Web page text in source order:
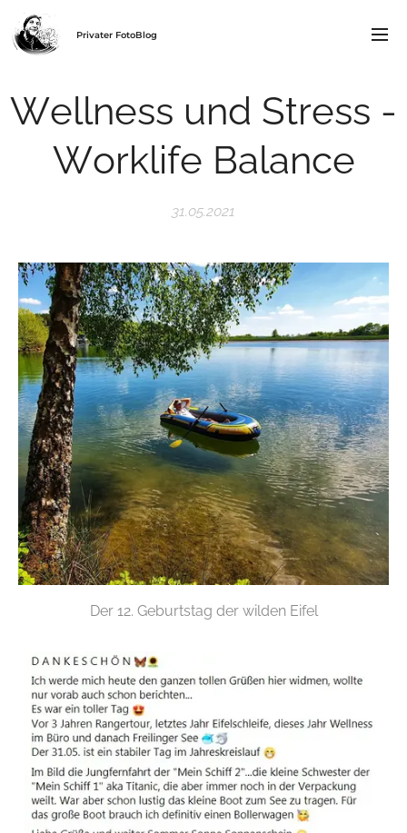
Privater FotoBlog
Wellness und Stress -
Worklife Balance
31.05.2021
Der 12. Geburtstag der wilden Eifel